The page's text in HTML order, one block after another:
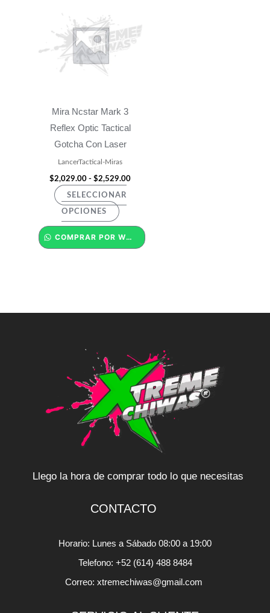
Mira Ncstar Mark 3
Reflex Optic Tactical
Gotcha Con Laser
LancerTactical-Miras
$2,029.00 - $2,529.00
desde
$2,029.00
SELECCIONAR
OPCIONES
tiene
múltiples
se
pueden
elegir
en
la
página
de
producto
COMPRAR POR WHATSAPP
Llego la hora de comprar todo lo que necesitas
CONTACTO
Horario: Lunes a Sábado 08:00 a 19:00
Telefono: +52 (614) 488 8484
Correo: xtremechiwas@gmail.com